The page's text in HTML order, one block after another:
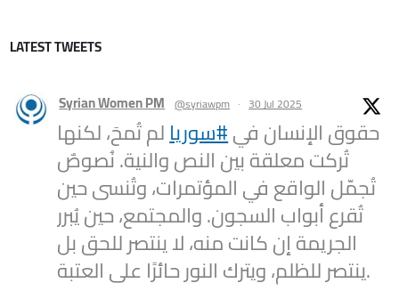
LATEST TWEETS
Syrian Women PM @syriawpm · 30 Jul 2025
حقوق الإنسان في#سوريالم تُمحَ، لكنها
تُركت معلقة بين النص والنية. نُصوصٌ
تُجمّل الواقع في المؤتمرات، وتُنسى حين
تُقرع أبواب السجون. والمجتمع، حين يُبرر
الجريمة إن كانت منه، لا ينتصر للحق بل
ينتصر للظلم، ويترك النور حائرًا على العتبة.